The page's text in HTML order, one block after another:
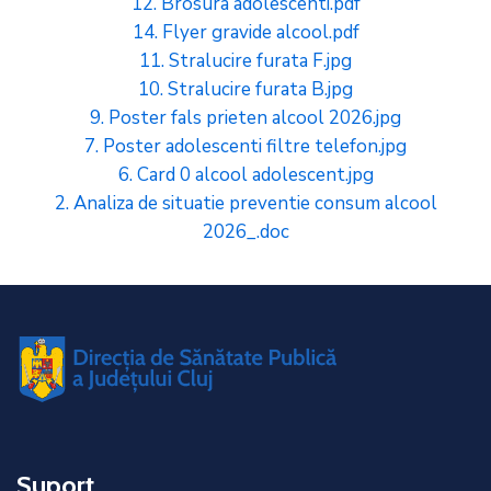
14. Flyer gravide alcool.pdf
11. Stralucire furata F.jpg
10. Stralucire furata B.jpg
9. Poster fals prieten alcool 2026.jpg
7. Poster adolescenti filtre telefon.jpg
6. Card 0 alcool adolescent.jpg
2. Analiza de situatie preventie consum alcool
2026_.doc
Suport